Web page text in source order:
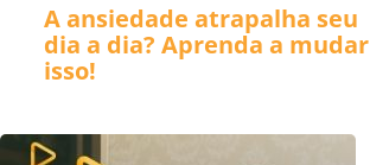
A ansiedade atrapalha seu
dia a dia? Aprenda a mudar
isso!